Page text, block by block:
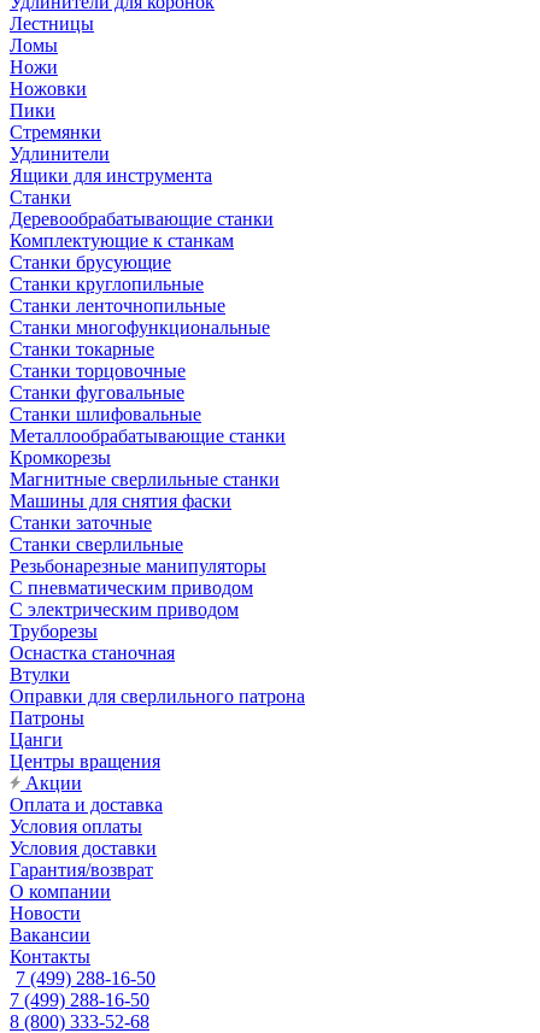
Лестницы
Ломы
Ножи
Ножовки
Пики
Стремянки
Удлинители
Ящики для инструмента
Станки
Деревообрабатывающие станки
Комплектующие к станкам
Станки брусующие
Станки круглопильные
Станки ленточнопильные
Станки многофункциональные
Станки токарные
Станки торцовочные
Станки фуговальные
Станки шлифовальные
Металлообрабатывающие станки
Кромкорезы
Магнитные сверлильные станки
Машины для снятия фаски
Станки заточные
Станки сверлильные
Резьбонарезные манипуляторы
С пневматическим приводом
С электрическим приводом
Труборезы
Оснастка станочная
Втулки
Оправки для сверлильного патрона
Патроны
Цанги
Центры вращения
Акции
Оплата и доставка
Условия оплаты
Условия доставки
Гарантия/возврат
О компании
Новости
Вакансии
Контакты
7 (499) 288-16-50
7 (499) 288-16-50
8 (800) 333-52-68